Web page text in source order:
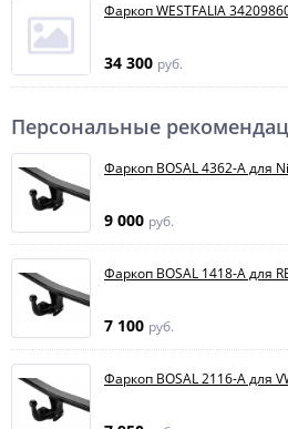
Фаркоп WESTFALIA
34 300 руб.
Персональные
Фаркоп BOSAL 4362-A для
9 000 руб.
Фаркоп BOSAL 1418-A для
7 100 руб.
Фаркоп BOSAL 2116-A для